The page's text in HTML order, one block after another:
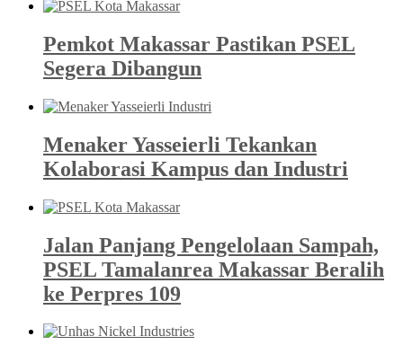
Pemkot Makassar Pastikan PSEL
Segera Dibangun
Menaker Yasseierli Tekankan
Kolaborasi Kampus dan Industri
Jalan Panjang Pengelolaan Sampah,
PSEL Tamalanrea Makassar Beralih
ke Perpres 109